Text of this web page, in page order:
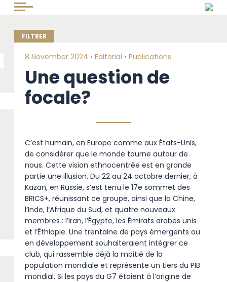
8 November 2024 • Editorial • Publications
Une question de
focale?
C’est humain, en Europe comme aux États-Unis,
de considérer que le monde tourne autour de
nous. Cette vision ethnocentrée est en grande
partie une illusion. Du 22 au 24 octobre dernier, à
Kazan, en Russie, s’est tenu le 17e sommet des
BRICS+, réunissant ce groupe, ainsi que la Chine,
l’Inde, l’Afrique du Sud, et quatre nouveaux
membres : l’Iran, l’Égypte, les Émirats arabes unis
et l’Éthiopie. Une trentaine de pays émergents ou
en développement souhaiteraient intégrer ce
club, qui rassemble déjà la moitié de la
population mondiale et représente un tiers du PIB
mondial. Si les pays du G7 étaient à l’origine de